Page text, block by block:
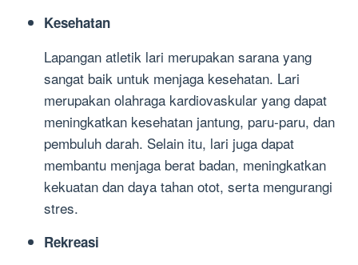
Kesehatan
Lapangan atletik lari merupakan sarana yang
sangat baik untuk menjaga kesehatan. Lari
merupakan olahraga kardiovaskular yang dapat
meningkatkan kesehatan jantung, paru-paru, dan
pembuluh darah. Selain itu, lari juga dapat
membantu menjaga berat badan, meningkatkan
kekuatan dan daya tahan otot, serta mengurangi
stres.
Rekreasi